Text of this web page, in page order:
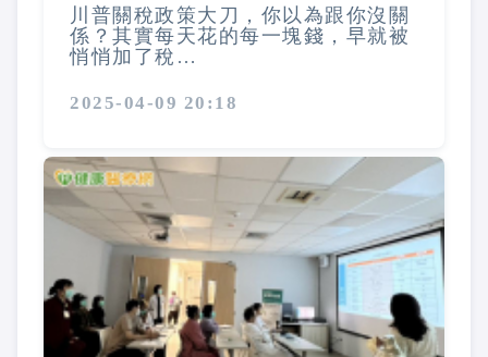
川普關稅政策大刀，你以為跟你沒關
係？其實每天花的每一塊錢，早就被
悄悄加了稅…
2025-04-09 20:18